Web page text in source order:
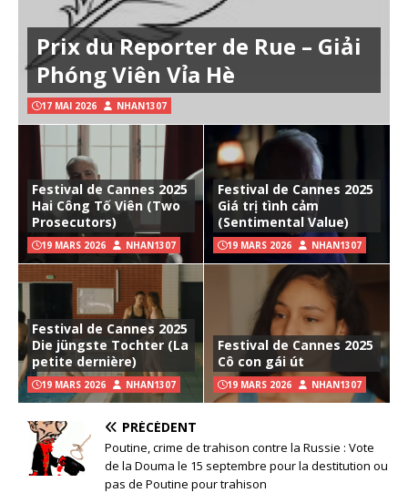
Prix du Reporter de Rue – Giải
Phóng Viên Vỉa Hè
17 MAI 2026 NHAN1307
Festival de Cannes 2025
Hai Công Tố Viên (Two
Prosecutors)
19 MARS 2026 NHAN1307
Festival de Cannes 2025
Giá trị tình cảm
(Sentimental Value)
19 MARS 2026 NHAN1307
Festival de Cannes 2025
Die jüngste Tochter (La
petite dernière)
19 MARS 2026 NHAN1307
Festival de Cannes 2025
Cô con gái út
19 MARS 2026 NHAN1307
PRÉCÉDENT
Poutine, crime de trahison contre la Russie : Vote
de la Douma le 15 septembre pour la destitution ou
pas de Poutine pour trahison